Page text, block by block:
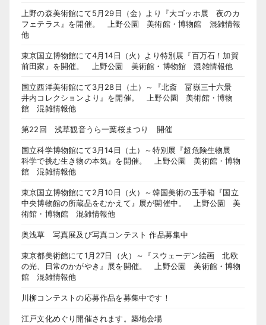
上野の森美術館にて5月29日（金）より『大ゴッホ展 夜のカ
フェテラス』を開催。 上野公園 美術館・博物館 混雑情報
他
東京国立博物館にて4月14日（火）より特別展『百万石！加賀
前田家』を開催。 上野公園 美術館・博物館 混雑情報他
国立西洋美術館にて3月28日（土）～『北斎 冨嶽三十六景
井内コレクションより』を開催。 上野公園 美術館・博物
館 混雑情報他
第22回 浅草観音うら一葉桜まつり 開催
国立科学博物館にて3月14日（土）～特別展『超危険生物展
科学で挑む生き物の本気』を開催。 上野公園 美術館・博物
館 混雑情報他
東京国立博物館にて2月10日（火）～韓国美術の玉手箱『国立
中央博物館の所蔵品をむかえて』展が開催中。 上野公園 美
術館・博物館 混雑情報他
奥浅草 写真展及び写真コンテスト 作品募集中
東京都美術館にて1月27日（火）～『スウェーデン絵画 北欧
の光、日常のかがやき』展を開催。 上野公園 美術館・博物
館 混雑情報他
川柳コンテストの応募作品を募集中です！
江戸文化めぐり開催されます。築地会場